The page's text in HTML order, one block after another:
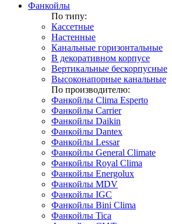
Фанкойлы
По типу:
Кассетные
Настенные
Канальные горизонтальные
В декоративном корпусе
Вертикальные бескорпусные
Высоконапорные канальные
По производителю:
Фанкойлы Clima Esperto
Фанкойлы Carrier
Фанкойлы Daikin
Фанкойлы Dantex
Фанкойлы Lessar
Фанкойлы General Climate
Фанкойлы Royal Clima
Фанкойлы Energolux
Фанкойлы MDV
Фанкойлы IGC
Фанкойлы Bini Clima
Фанкойлы Tica